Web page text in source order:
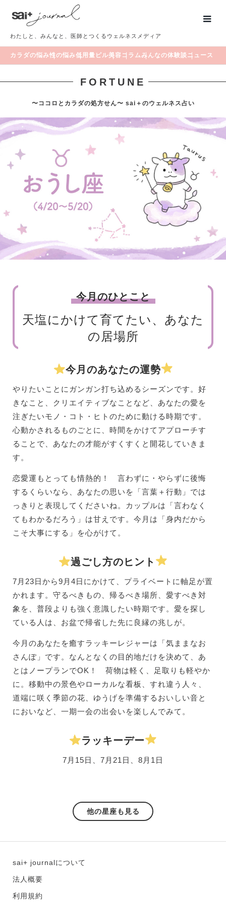
わたしと、みんなと、医師とつくるウェルネスメディア
カラダの悩み性の悩み低用量ピル美容 コラムみんなの体験談ニュース
FORTUNE
〜ココロとカラダの処方せん〜 sai＋のウェルネス占い
今月のひとこと
天塩にかけて育てたい、あなた
の居場所
今月のあなたの運勢
やりたいことにガンガン打ち込めるシーズンです。好
きなこと、クリエイティブなことなど、あなたの愛を
注ぎたいモノ・コト・ヒトのために動ける時期です。
心動かされるものごとに、時間をかけてアプローチす
ることで、あなたの才能がすくすくと開花していきま
す。
恋愛運もとっても情熱的！ 言わずに・やらずに後悔
するくらいなら、あなたの思いを「言葉＋行動」では
っきりと表現してくださいね。カップルは「言わなく
てもわかるだろう」は甘えです。今月は「身内だから
こそ大事にする」を心がけて。
過ごし方のヒント
7月23日から9月4日にかけて、プライベートに軸足が置
かれます。守るべきもの、帰るべき場所、愛すべき対
象を、普段よりも強く意識したい時期です。愛を探し
ている人は、お盆で帰省した先に良縁の兆しが。
今月のあなたを癒すラッキーレジャーは「気ままなお
さんぽ」です。なんとなくの目的地だけを決めて、あ
とはノープランでOK！ 荷物は軽く、足取りも軽やか
に。移動中の景色やローカルな看板、すれ違う人々、
道端に咲く季節の花、ゆうげを準備するおいしい音と
においなど、一期一会の出会いを楽しんでみて。
ラッキーデー
7月15日、7月21日、8月1日
他の星座も見る
sai+ journalについて
法人概要
利用規約